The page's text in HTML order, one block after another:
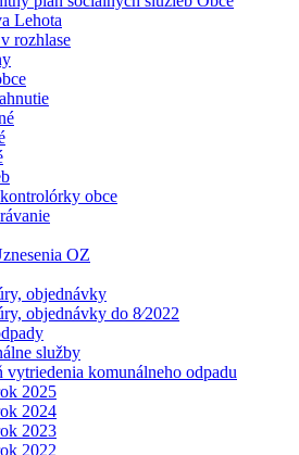
Lehota
rozhlase
obce
OZ
objednávky
objednávky do 8⁄2022
služby
vytriedenia komunálneho odpadu
2025
2024
2023
2022